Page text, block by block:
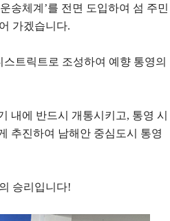
송체계 ’를 전면 도입하여 섬 주민
가겠습니다.
트릭트로 조성하여 예향 통영의
내에 반드시 개통시키고, 통영 시
추진하여 남해안 중심도시 통영
승리입니다!